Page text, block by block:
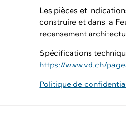
Les pièces et
construire et dans la
recensement
Spécifications
https://www.vd.ch/
Politique de